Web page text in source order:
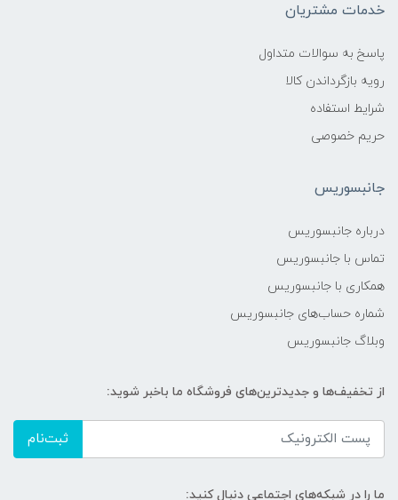
خدمات مشتریان
پاسخ به سوالات متداول
رویه بازگرداندن کالا
شرایط استفاده
حریم خصوصی
جانبسوریس
درباره جانبسوریس
تماس با جانبسوریس
همکاری با جانبسوریس
شماره حساب‌های جانبسوریس
وبلاگ جانبسوریس
از تخفیف‌ها و جدیدترین‌های فروشگاه ما باخبر شوید:
ثبت‌نام
ما را در شبکه‌های اجتماعی دنبال کنید: